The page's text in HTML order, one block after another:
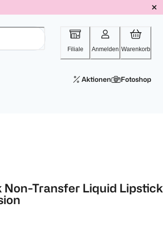
Filiale Anmelden Warenkorb
Aktionen Fotoshop
Non-Transfer Liquid